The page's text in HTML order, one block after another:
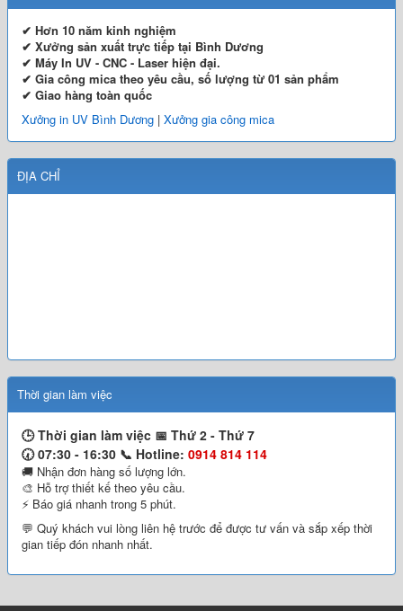
✔ Hơn 10 năm kinh nghiệm
✔ Xưởng sản xuất trực tiếp tại Bình Dương
✔ Máy In UV - CNC - Laser hiện đại.
✔ Gia công mica theo yêu cầu, số lượng từ 01 sản phẩm
✔ Giao hàng toàn quốc
Xưởng in UV Bình Dương | Xưởng gia công mica
ĐỊA CHỈ
Thời gian làm việc
🕒 Thời gian làm việc 📅 Thứ 2 - Thứ 7
🕢 07:30 - 16:30 📞 Hotline: 0914 814 114
🚚 Nhận đơn hàng số lượng lớn.
🎨 Hỗ trợ thiết kế theo yêu cầu.
⚡ Báo giá nhanh trong 5 phút.
💬 Quý khách vui lòng liên hệ trước để được tư vấn và sắp xếp thời
gian tiếp đón nhanh nhất.